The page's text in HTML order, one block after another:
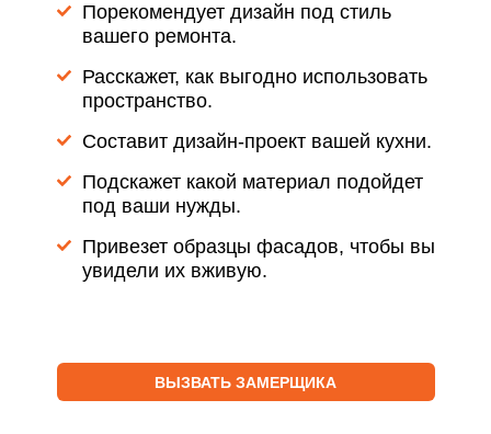
Порекомендует дизайн под стиль
вашего ремонта.
Расскажет, как выгодно использовать
пространство.
Составит дизайн-проект вашей кухни.
Подскажет какой материал подойдет
под ваши нужды.
Привезет образцы фасадов, чтобы вы
увидели их вживую.
ВЫЗВАТЬ ЗАМЕРЩИКА